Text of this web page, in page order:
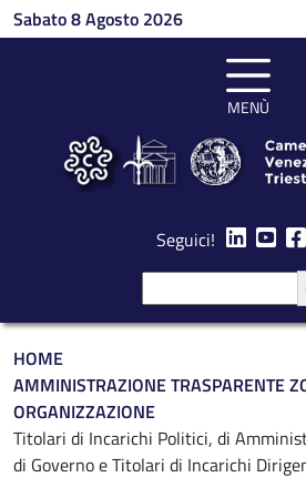
Salta al contenuto principale
Sabato 8 Agosto 2026
MENÙ
Seguici!
Briciole di pane
HOME
AMMINISTRAZIONE TRASPARENTE
ORGANIZZAZIONE
Titolari di Incarichi Politici, di
di Governo e Titolari di Incarichi